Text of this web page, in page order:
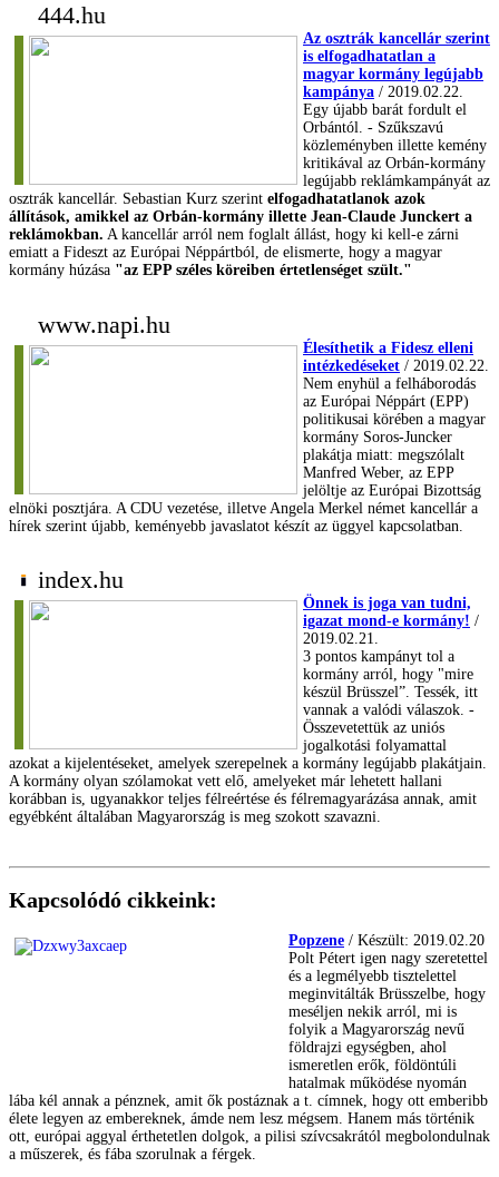
444.hu
Az osztrák kancellár szerint
is elfogadhatatlan a
magyar kormány legújabb
kampánya / 2019.02.22.
Egy újabb barát fordult el
Orbántól. - Szűkszavú
közleményben illette kemény
kritikával az Orbán-kormány
legújabb reklámkampányát az
osztrák kancellár. Sebastian Kurz szerint elfogadhatatlanok azok
állítások, amikkel az Orbán-kormány illette Jean-Claude Junckert a
reklámokban. A kancellár arról nem foglalt állást, hogy ki kell-e zárni
emiatt a Fideszt az Európai Néppártból, de elismerte, hogy a magyar
kormány húzása "az EPP széles köreiben értetlenséget szült."
www.napi.hu
Élesíthetik a Fidesz elleni
intézkedéseket / 2019.02.22.
Nem enyhül a felháborodás
az Európai Néppárt (EPP)
politikusai körében a magyar
kormány Soros-Juncker
plakátja miatt: megszólalt
Manfred Weber, az EPP
jelöltje az Európai Bizottság
elnöki posztjára. A CDU vezetése, illetve Angela Merkel német kancellár a
hírek szerint újabb, keményebb javaslatot készít az üggyel kapcsolatban.
index.hu
Önnek is joga van tudni,
igazat mond-e kormány! /
2019.02.21.
3 pontos kampányt tol a
kormány arról, hogy "mire
készül Brüsszel”. Tessék, itt
vannak a valódi válaszok. -
Összevetettük az uniós
jogalkotási folyamattal
azokat a kijelentéseket, amelyek szerepelnek a kormány legújabb plakátjain.
A kormány olyan szólamokat vett elő, amelyeket már lehetett hallani
korábban is, ugyanakkor teljes félreértése és félremagyarázása annak, amit
egyébként általában Magyarország is meg szokott szavazni.
Kapcsolódó cikkeink:
Popzene / Készült: 2019.02.20
Polt Pétert igen nagy szeretettel
és a legmélyebb tisztelettel
meginvitálták Brüsszelbe, hogy
meséljen nekik arról, mi is
folyik a Magyarország nevű
földrajzi egységben, ahol
ismeretlen erők, földöntúli
hatalmak működése nyomán
lába kél annak a pénznek, amit ők postáznak a t. címnek, hogy ott emberibb
élete legyen az embereknek, ámde nem lesz mégsem. Hanem más történik
ott, európai aggyal érthetetlen dolgok, a pilisi szívcsakrától megbolondulnak
a műszerek, és fába szorulnak a férgek.